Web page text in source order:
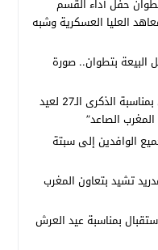
حفل أداء القسم
العليا العسكرية وشبه
البيعة بتطوان.. صورة
قراءة في الخطاب الملكي السامي بمناسبة الذكرى الـ27 لعيد
الصاعد”
الوافدين إلى سبتة
تشيد بتعاون المغرب
بمناسبة عيد العرش